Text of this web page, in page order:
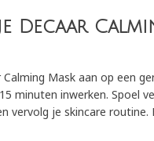
Decaar
Mask aan op een
minuten inwerken. Spoel
vervolg je skincare routine.